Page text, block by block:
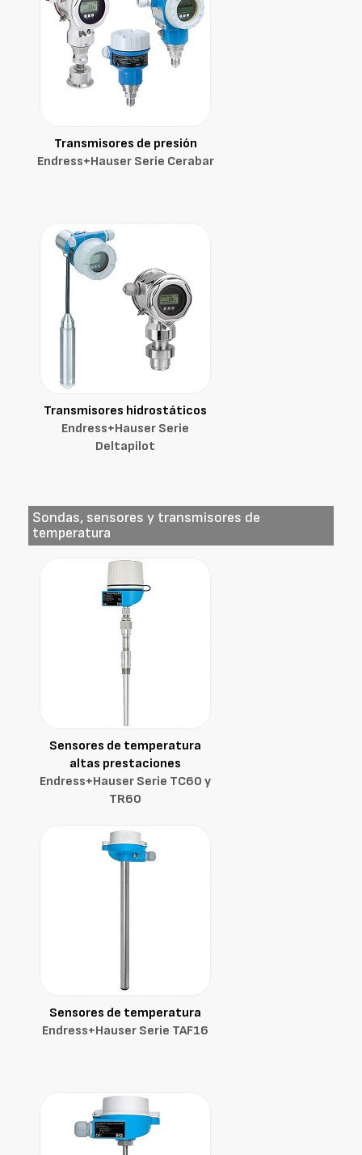
Transmisores de presión
Endress+Hauser Serie Cerabar
Transmisores hidrostáticos
Endress+Hauser Serie
Deltapilot
Sondas, sensores y transmisores de
temperatura
Sensores de temperatura
altas prestaciones
Endress+Hauser Serie TC60 y
TR60
Sensores de temperatura
Endress+Hauser Serie TAF16